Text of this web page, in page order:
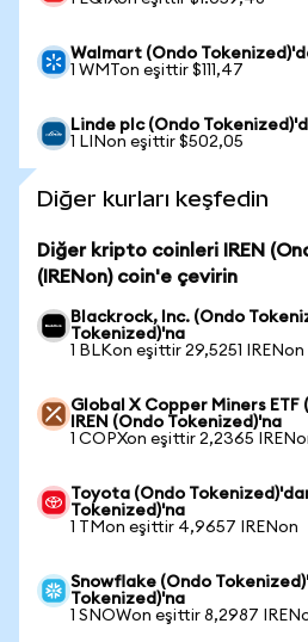
Walmart (Ondo
1 WMTon eşittir $111,47
Linde plc (Ondo
1 LINon eşittir $502,05
Diğer kurları keşfedin
Diğer kripto coinleri IREN
(IRENon) coin'e çevirin
Blackrock, Inc. (Ondo
Tokenized)'na
1 BLKon eşittir 29,5251 IRENon
Global X Copper Miners
IREN (Ondo Tokenized)'na
1 COPXon eşittir 2,2365
Toyota (Ondo
Tokenized)'na
1 TMon eşittir 4,9657 IRENon
Snowflake (Ondo
Tokenized)'na
1 SNOWon eşittir 8,2987